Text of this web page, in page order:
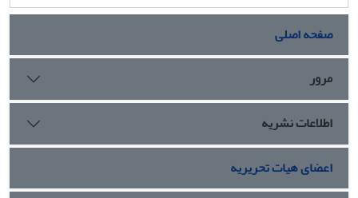
صفحه اصلی
مرور
اطلاعات نشریه
اعضای هیات تحریریه